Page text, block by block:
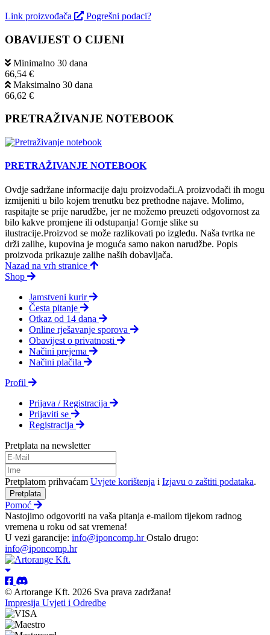
Link proizvođača Pogrešni podaci?
OBAVIJEST O CIJENI
Minimalno 30 dana
66,54 €
Maksimalno 30 dana
66,62 €
PRETRAŽIVANJE NOTEBOOK
PRETRAŽIVANJE NOTEBOOK
Ovdje sadržane informacije daju proizvodači.A proizvodači ih mogu
izmijeniti u bilo kojem trenutku bez prethodne najave. Molimo,
raspitajte se prije narudžbe, jer ne možemo preuzeti odgovornost za
bilo kakve promjene ili odstupanja! Gornje slike su
ilustracije.Proizvod se može razlikovati po izgledu. Naša tvrtka ne
drži zalihe, kupovina je moguća samo nakon narudžbe. Popis
proizvoda prikazuje zalihe naših dobavljača.
Nazad na vrh stranice
Shop
Jamstveni kurir
Česta pitanje
Otkaz od 14 dana
Online rješavanje sporova
Obavijest o privatnosti
Načini prejema
Načini plačila
Profil
Prijava / Registracija
Prijaviti se
Registracija
Pretplata na newsletter
Pretplatom prihvaćam Uvjete korištenja i Izjavu o zaštiti podataka.
Pretplata
Pomoć
Nastojimo odgovoriti na vaša pitanja e-mailom tijekom radnog
vremena u roku od sat vremena!
U vezi garancije: info@iponcomp.hrOstalo drugo:
info@iponcomp.hr
© Artorange Kft. 2026 Sva prava zadržana!
Impresija Uvjeti i Odredbe